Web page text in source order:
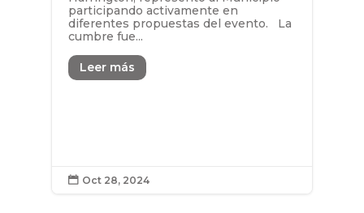
participando activamente en
diferentes propuestas del evento. La
cumbre fue...
Leer más
 Oct 28, 2024